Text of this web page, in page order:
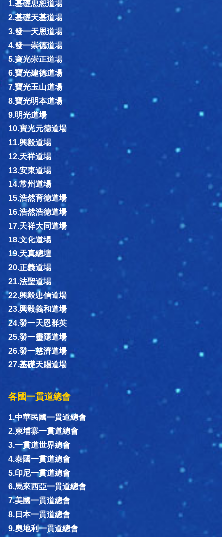
1.基礎忠恕道場
2.基礎天基道場
3.發一天恩道場
4.發一崇德道場
5.寶光崇正道場
6.寶光建德道場
7.寶光玉山道場
8.寶光明本道場
9.明光道場
10.寶光元德道場
11.興毅道場
12.天祥道場
13.安東道場
14.常州道場
15.浩然育德道場
16.浩然浩德道場
17.天祥大同道場
18.文化道場
19.天真總壇
20.正義道場
21.法聖道場
22.興毅忠信道場
23.興毅義和道場
24.發一天恩群英
25.發一靈隱道場
26.發一慈濟道場
27.基礎天賜道場
各國一貫道總會
1.中華民國一貫道總會
2.柬埔寨一貫道總會
3.一貫道世界總會
4.泰國一貫道總會
5.印尼一貫道總會
6.馬來西亞一貫道總會
7.美國一貫道總會
8.日本一貫道總會
9.奧地利一貫道總會